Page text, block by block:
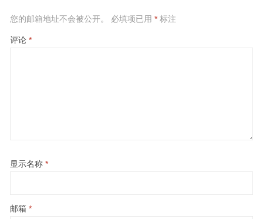
您的邮箱地址不会被公开。 必填项已用 *标注
评论 *
显示名称 *
邮箱 *